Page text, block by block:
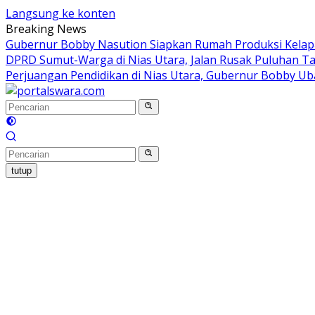
Langsung ke konten
Breaking News
Gubernur Bobby Nasution Siapkan Rumah Produksi
DPRD Sumut-Warga di Nias Utara, Jalan Rusak Puluhan
Perjuangan Pendidikan di Nias Utara, Gubernur Bobby
tutup